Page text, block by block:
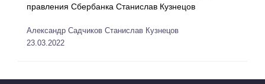
правления Сбербанка Станислав Кузнецов
Александр Садчиков Станислав Кузнецов
23.03.2022